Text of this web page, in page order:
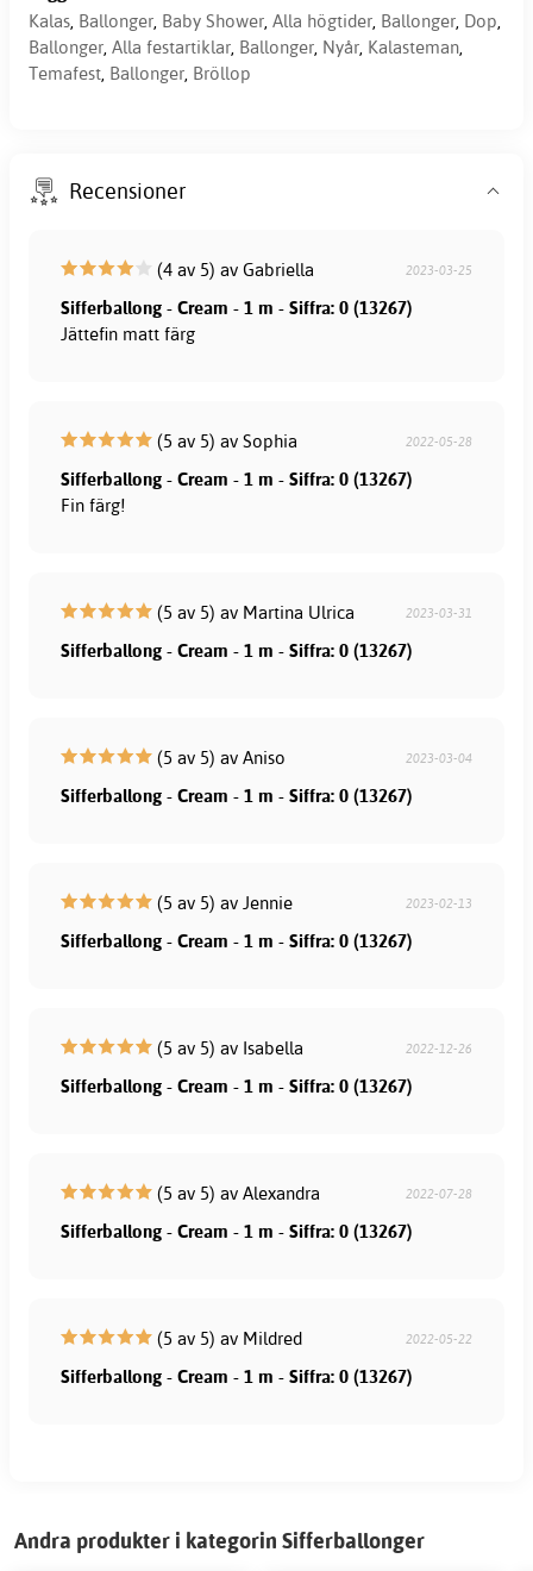
Kalas, Ballonger, Baby Shower, Alla högtider, Ballonger, Dop,
Ballonger, Alla festartiklar, Ballonger, Nyår, Kalasteman,
Temafest, Ballonger, Bröllop
Recensioner
(4 av 5) av Gabriella 2023-03-25
Sifferballong - Cream - 1 m - Siffra: 0 (13267)
Jättefin matt färg
(5 av 5) av Sophia 2022-05-28
Sifferballong - Cream - 1 m - Siffra: 0 (13267)
Fin färg!
(5 av 5) av Martina Ulrica 2023-03-31
Sifferballong - Cream - 1 m - Siffra: 0 (13267)
(5 av 5) av Aniso 2023-03-04
Sifferballong - Cream - 1 m - Siffra: 0 (13267)
(5 av 5) av Jennie 2023-02-13
Sifferballong - Cream - 1 m - Siffra: 0 (13267)
(5 av 5) av Isabella 2022-12-26
Sifferballong - Cream - 1 m - Siffra: 0 (13267)
(5 av 5) av Alexandra 2022-07-28
Sifferballong - Cream - 1 m - Siffra: 0 (13267)
(5 av 5) av Mildred 2022-05-22
Sifferballong - Cream - 1 m - Siffra: 0 (13267)
Andra produkter i kategorin Sifferballonger